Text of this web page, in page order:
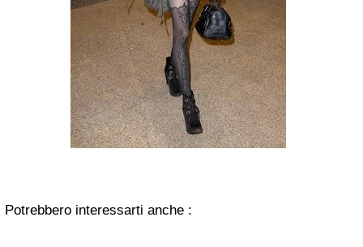
Potrebbero interessarti anche :